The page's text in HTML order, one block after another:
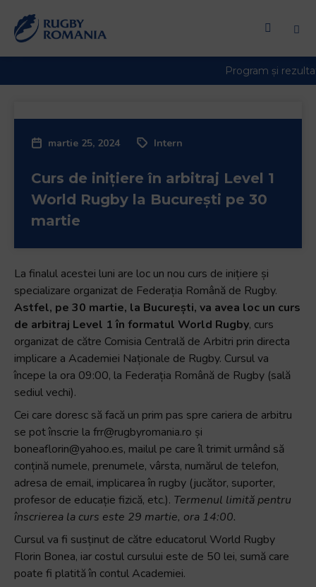
martie 25, 2024 Intern
Curs de inițiere în arbitraj Level 1
World Rugby la București pe 30
martie
La finalul acestei luni are loc un nou curs de inițiere și
specializare organizat de Federația Română de Rugby.
Astfel, pe 30 martie, la București, va avea loc un curs
de arbitraj Level 1 în formatul World Rugby, curs
organizat de către Comisia Centrală de Arbitri prin directa
implicare a Academiei Naționale de Rugby. Cursul va
începe la ora 09:00, la Federația Română de Rugby (sală
sediul vechi).
Cei care doresc să facă un prim pas spre cariera de arbitru
se pot înscrie la frr@rugbyromania.ro și
boneaflorin@yahoo.es, mailul pe care îl trimit urmând să
conțină numele, prenumele, vârsta, numărul de telefon,
adresa de email, implicarea în rugby (jucător, suporter,
profesor de educație fizică, etc.). Termenul limită pentru
înscrierea la curs este 29 martie, ora 14:00.
Cursul va fi susținut de către educatorul World Rugby
Florin Bonea, iar costul cursului este de 50 lei, sumă care
poate fi platită în contul Academiei.